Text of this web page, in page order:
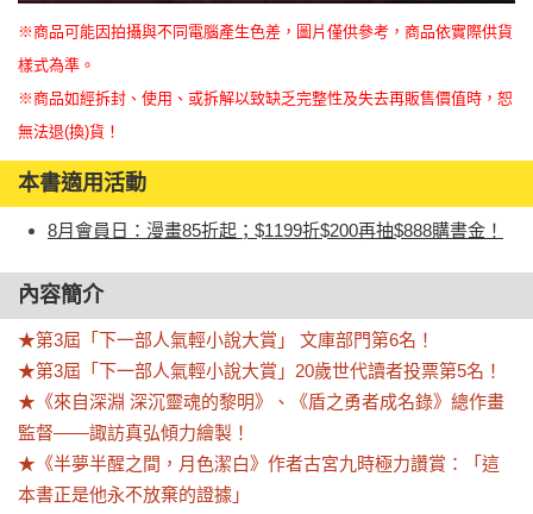
※商品可能因拍攝與不同電腦產生色差，圖片僅供參考，商品依實際供貨
樣式為準。
※商品如經拆封、使用、或拆解以致缺乏完整性及失去再販售價值時，恕
無法退(換)貨！
本書適用活動
8月會員日：漫畫85折起；$1199折$200再抽$888購書金！
內容簡介
★第3屆「下一部人氣輕小說大賞」 文庫部門第6名！
★第3屆「下一部人氣輕小說大賞」20歲世代讀者投票第5名！
★《來自深淵 深沉靈魂的黎明》、《盾之勇者成名錄》總作畫
監督——諏訪真弘傾力繪製！
★《半夢半醒之間，月色潔白》作者古宮九時極力讚賞：「這
本書正是他永不放棄的證據」